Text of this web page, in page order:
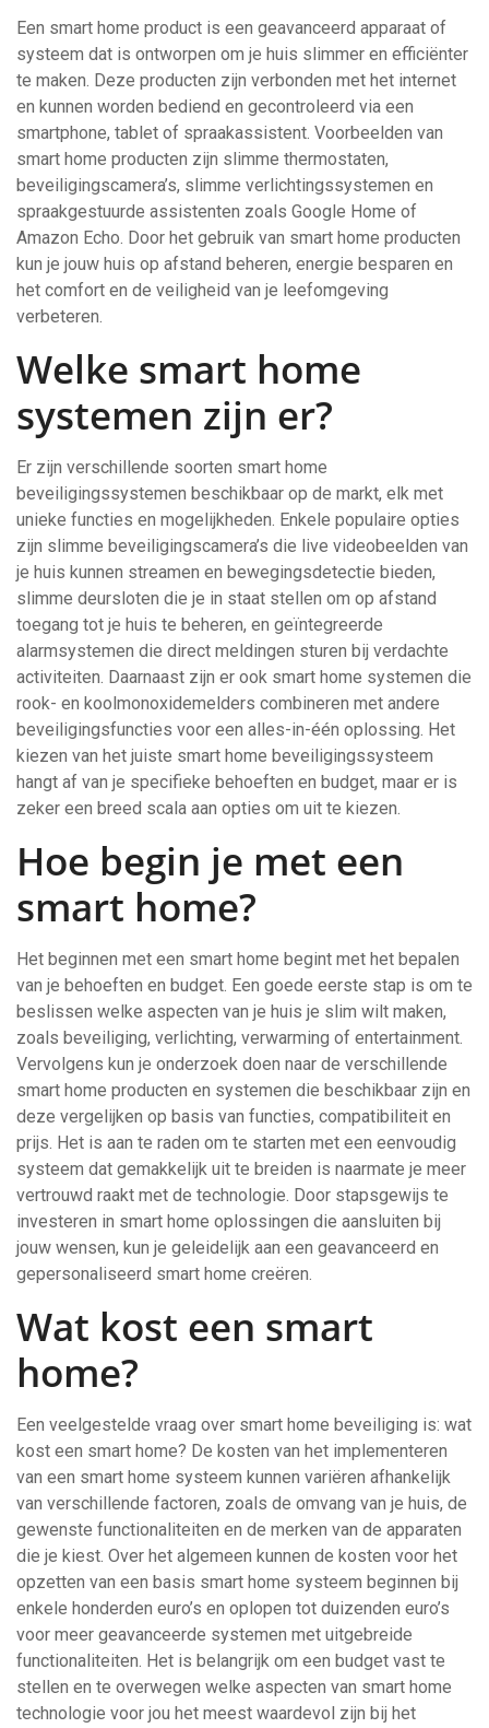
Een smart home product is een geavanceerd apparaat of
systeem dat is ontworpen om je huis slimmer en efficiënter
te maken. Deze producten zijn verbonden met het internet
en kunnen worden bediend en gecontroleerd via een
smartphone, tablet of spraakassistent. Voorbeelden van
smart home producten zijn slimme thermostaten,
beveiligingscamera’s, slimme verlichtingssystemen en
spraakgestuurde assistenten zoals Google Home of
Amazon Echo. Door het gebruik van smart home producten
kun je jouw huis op afstand beheren, energie besparen en
het comfort en de veiligheid van je leefomgeving
verbeteren.
Welke smart home
systemen zijn er?
Er zijn verschillende soorten smart home
beveiligingssystemen beschikbaar op de markt, elk met
unieke functies en mogelijkheden. Enkele populaire opties
zijn slimme beveiligingscamera’s die live videobeelden van
je huis kunnen streamen en bewegingsdetectie bieden,
slimme deursloten die je in staat stellen om op afstand
toegang tot je huis te beheren, en geïntegreerde
alarmsystemen die direct meldingen sturen bij verdachte
activiteiten. Daarnaast zijn er ook smart home systemen die
rook- en koolmonoxidemelders combineren met andere
beveiligingsfuncties voor een alles-in-één oplossing. Het
kiezen van het juiste smart home beveiligingssysteem
hangt af van je specifieke behoeften en budget, maar er is
zeker een breed scala aan opties om uit te kiezen.
Hoe begin je met een
smart home?
Het beginnen met een smart home begint met het bepalen
van je behoeften en budget. Een goede eerste stap is om te
beslissen welke aspecten van je huis je slim wilt maken,
zoals beveiliging, verlichting, verwarming of entertainment.
Vervolgens kun je onderzoek doen naar de verschillende
smart home producten en systemen die beschikbaar zijn en
deze vergelijken op basis van functies, compatibiliteit en
prijs. Het is aan te raden om te starten met een eenvoudig
systeem dat gemakkelijk uit te breiden is naarmate je meer
vertrouwd raakt met de technologie. Door stapsgewijs te
investeren in smart home oplossingen die aansluiten bij
jouw wensen, kun je geleidelijk aan een geavanceerd en
gepersonaliseerd smart home creëren.
Wat kost een smart
home?
Een veelgestelde vraag over smart home beveiliging is: wat
kost een smart home? De kosten van het implementeren
van een smart home systeem kunnen variëren afhankelijk
van verschillende factoren, zoals de omvang van je huis, de
gewenste functionaliteiten en de merken van de apparaten
die je kiest. Over het algemeen kunnen de kosten voor het
opzetten van een basis smart home systeem beginnen bij
enkele honderden euro’s en oplopen tot duizenden euro’s
voor meer geavanceerde systemen met uitgebreide
functionaliteiten. Het is belangrijk om een budget vast te
stellen en te overwegen welke aspecten van smart home
technologie voor jou het meest waardevol zijn bij het